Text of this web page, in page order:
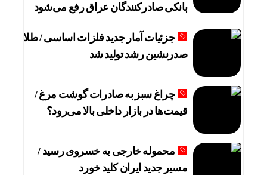
بانکی صادرکنندگان عراق رفع می‌شود
جزئیات آمار جدید فلزات اساسی / طلا
صدرنشین رشد تولید شد
چراغ سبز به صادرات گوشت مرغ /
قیمت‌ها در بازار داخلی بالا می‌رود؟
محموله خارجی به خسروی رسید /
مسیر جدید ایران کلید خورد